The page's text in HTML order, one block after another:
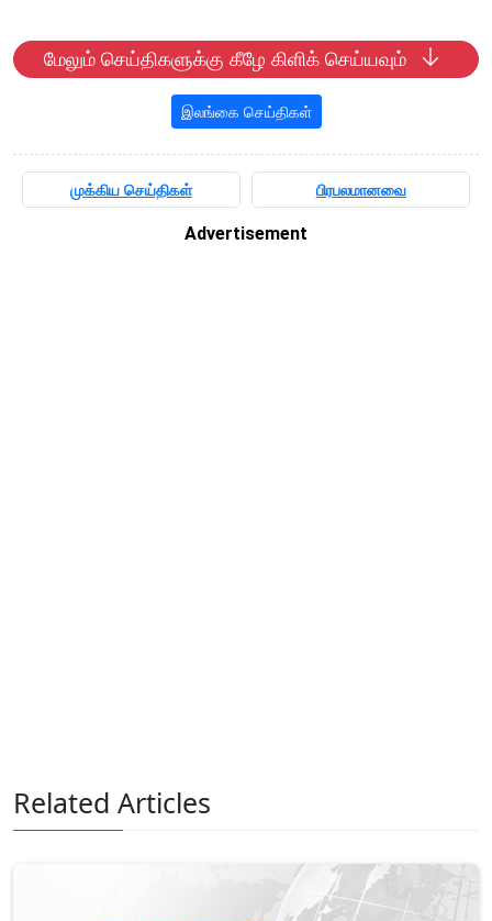
மேலும் செய்திகளுக்கு கீழே கிளிக் செய்யவும்
இலங்கை செய்திகள்
முக்கிய செய்திகள் பிரபலமானவை
Advertisement
Related Articles